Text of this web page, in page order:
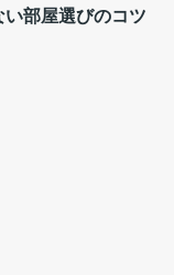
い部屋選びのコツ